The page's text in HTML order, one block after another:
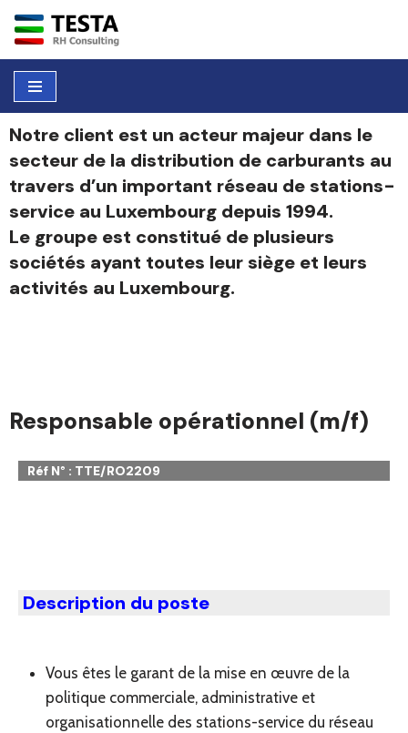
Aller
au
contenu
Notre client est un acteur majeur dans le
secteur de la distribution de carburants au
travers d’un important réseau de stations-
service au Luxembourg depuis 1994.
Le groupe est constitué de plusieurs
sociétés ayant toutes leur siège et leurs
activités au Luxembourg.
Responsable opérationnel (m/f)
Réf N° : TTE/RO2209
Description du poste
Vous êtes le garant de la mise en œuvre de la
politique commerciale, administrative et
organisationnelle des stations-service du réseau